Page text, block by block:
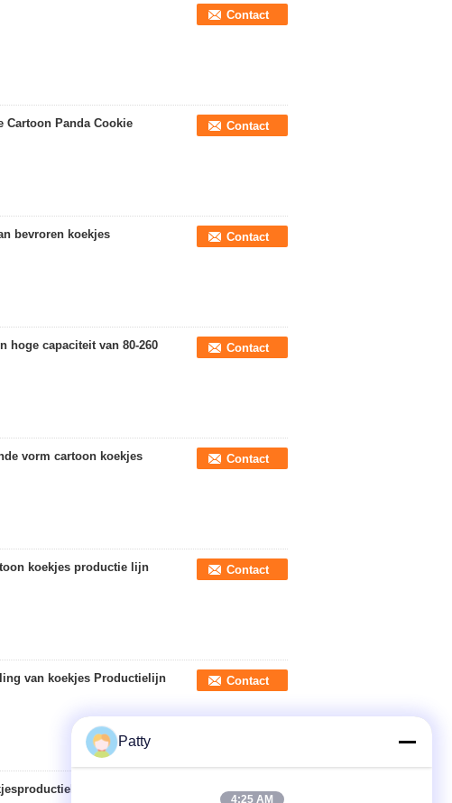
Contact
Cartoon Panda Cookie
Contact
bevroren koekjes
Contact
hoge capaciteit van 80-260
Contact
vorm cartoon koekjes
Contact
koekjes productie lijn
Contact
van koekjes Productielijn
Contact
Contact
Patty
4:25 AM